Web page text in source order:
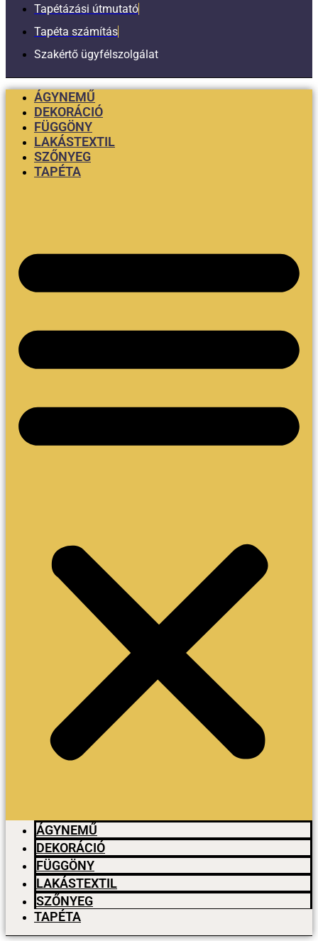
Tapétázási útmutató
Tapéta számítás
Szakértő ügyfélszolgálat
ÁGYNEMŰ
DEKORÁCIÓ
FÜGGÖNY
LAKÁSTEXTIL
SZŐNYEG
TAPÉTA
ÁGYNEMŰ
DEKORÁCIÓ
FÜGGÖNY
LAKÁSTEXTIL
SZŐNYEG
TAPÉTA